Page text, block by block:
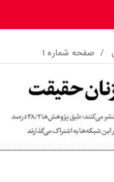
صفحه شماره ۱